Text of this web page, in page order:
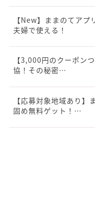
【New】ままのてアプ
夫婦で使える！
【3,000円のクーポン
協！その秘密…
【応募対象地域あり】
固め無料ゲット！…